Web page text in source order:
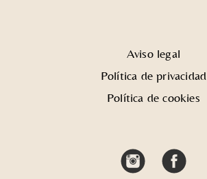
Aviso legal
Política de privacidad
Política de cookies